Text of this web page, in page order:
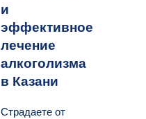
и
эффективное
лечение
алкоголизма
в Казани
Страдаете от